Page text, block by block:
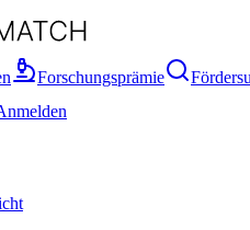
Forschungsprämie